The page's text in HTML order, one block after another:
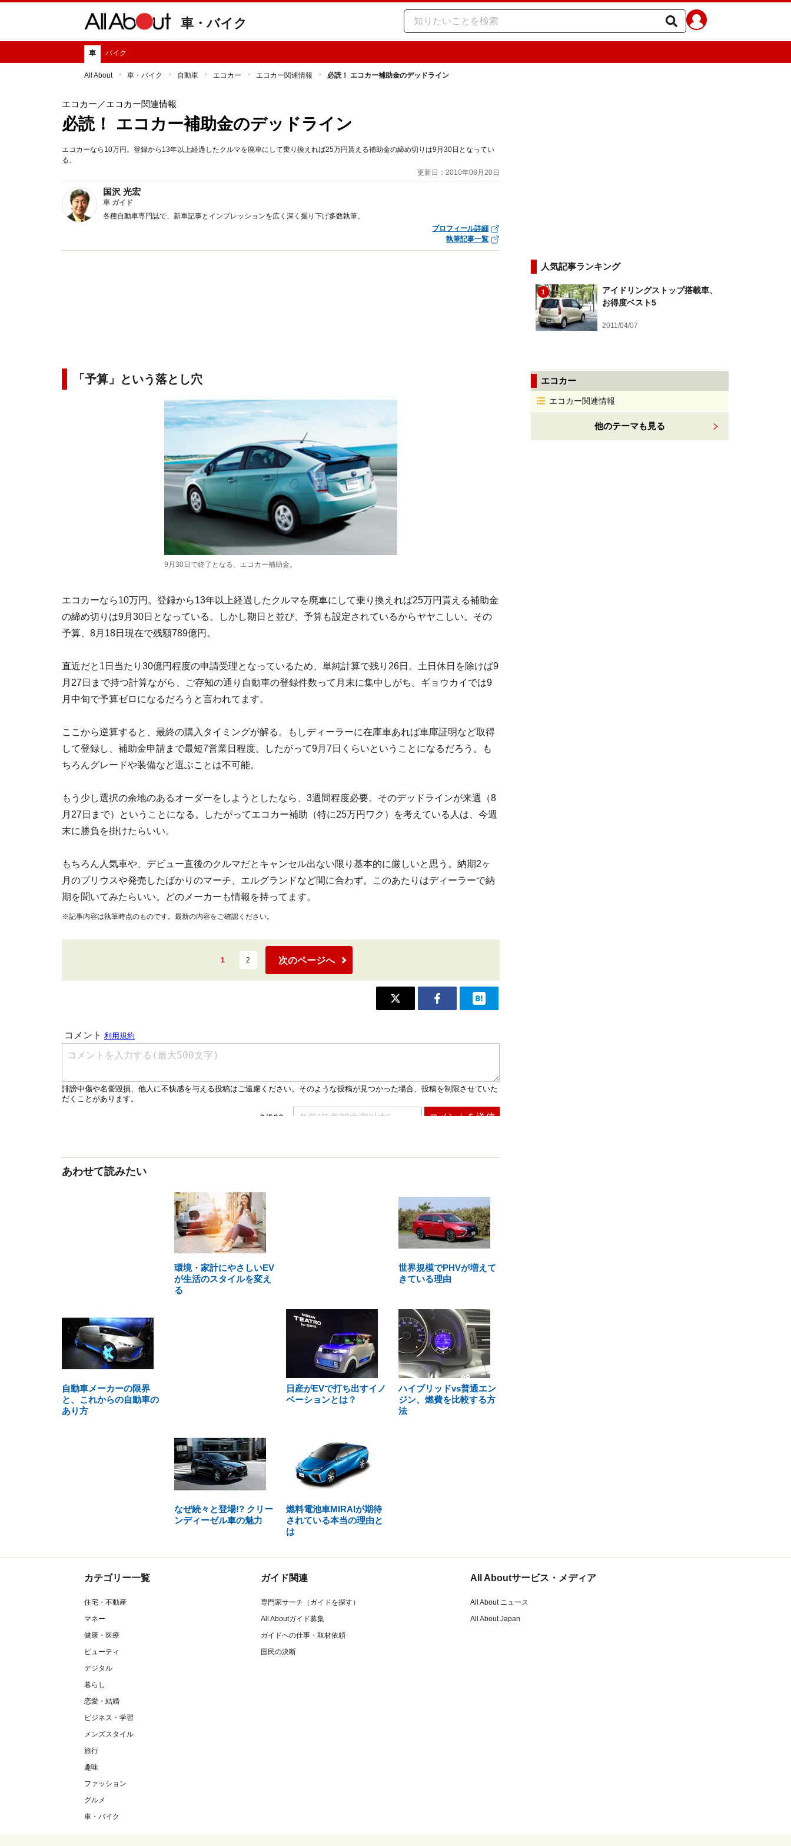
車・バイク
車 バイク
All About 車・バイク 自動車 エコカー エコカー関連情報 必読！ エコカー補助金のデッドライン
エコカー ／エコカー関連情報
必読！ エコカー補助金のデッドライン
エコカーなら10万円。登録から13年以上経過したクルマを廃車にして乗り換えれば25万円貰える補助金の締め切りは9月30日となってい
る。
更新日：2010年08月20日
国沢 光宏
車 ガイド
各種自動車専門誌で、新車記事とインプレッションを広く深く掘り下げ多数執筆。
プロフィール詳細
執筆記事一覧
「予算」という落とし穴
9月30日で終了となる、エコカー補助金。
エコカーなら10万円。登録から13年以上経過したクルマを廃車にして乗り換えれば25万円貰える補助金
の締め切りは9月30日となっている。しかし期日と並び、予算も設定されているからヤヤこしい。その
予算、8月18日現在で残額789億円。
直近だと1日当たり30億円程度の申請受理となっているため、単純計算で残り26日。土日休日を除けば9
月27日まで持つ計算ながら、ご存知の通り自動車の登録件数って月末に集中しがち。ギョウカイでは9
月中旬で予算ゼロになるだろうと言われてます。
ここから逆算すると、最終の購入タイミングが解る。もしディーラーに在庫車あれば車庫証明など取得
して登録し、補助金申請まで最短7営業日程度。したがって9月7日くらいということになるだろう。も
ちろんグレードや装備など選ぶことは不可能。
もう少し選択の余地のあるオーダーをしようとしたなら、3週間程度必要。そのデッドラインが来週（8
月27日まで）ということになる。したがってエコカー補助（特に25万円ワク）を考えている人は、今週
末に勝負を掛けたらいい。
もちろん人気車や、デビュー直後のクルマだとキャンセル出ない限り基本的に厳しいと思う。納期2ヶ
月のプリウスや発売したばかりのマーチ、エルグランドなど間に合わず。このあたりはディーラーで納
期を聞いてみたらいい。どのメーカーも情報を持ってます。
※記事内容は執筆時点のものです。最新の内容をご確認ください。
1 2 次のページへ
あわせて読みたい
環境・家計にやさしいEV
が生活のスタイルを変え
る
世界規模でPHVが増えて
きている理由
自動車メーカーの限界
と、これからの自動車の
あり方
日産がEVで打ち出すイノ
ベーションとは？
ハイブリッドvs普通エン
ジン、燃費を比較する方
法
なぜ続々と登場!? クリー
ンディーゼル車の魅力
燃料電池車MIRAIが期待
されている本当の理由と
は
人気記事ランキング
1
アイドリングストップ搭載車、
お得度ベスト5
2011/04/07
エコカー
エコカー関連情報
他のテーマも見る
カテゴリー一覧
住宅・不動産
マネー
健康・医療
ビューティ
デジタル
暮らし
恋愛・結婚
ビジネス・学習
メンズスタイル
旅行
趣味
ファッション
グルメ
車・バイク
ガイド関連
専門家サーチ（ガイドを探す）
All Aboutガイド募集
ガイドへの仕事・取材依頼
国民の決断
All Aboutサービス・メディア
All About ニュース
All About Japan